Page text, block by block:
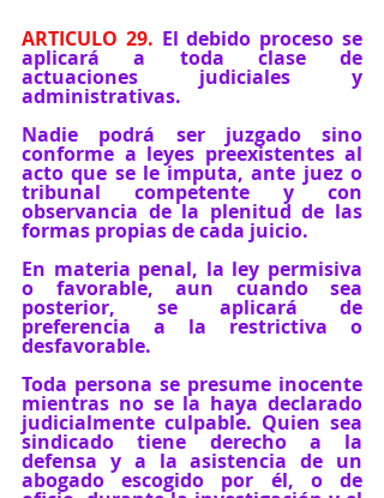
ARTICULO 29. El debido proceso se
aplicará a toda clase de
actuaciones judiciales y
administrativas.
Nadie podrá ser juzgado sino
conforme a leyes preexistentes al
acto que se le imputa, ante juez o
tribunal competente y con
observancia de la plenitud de las
formas propias de cada juicio.
En materia penal, la ley permisiva
o favorable, aun cuando sea
posterior, se aplicará de
preferencia a la restrictiva o
desfavorable.
Toda persona se presume inocente
mientras no se la haya declarado
judicialmente culpable. Quien sea
sindicado tiene derecho a la
defensa y a la asistencia de un
abogado escogido por él, o de